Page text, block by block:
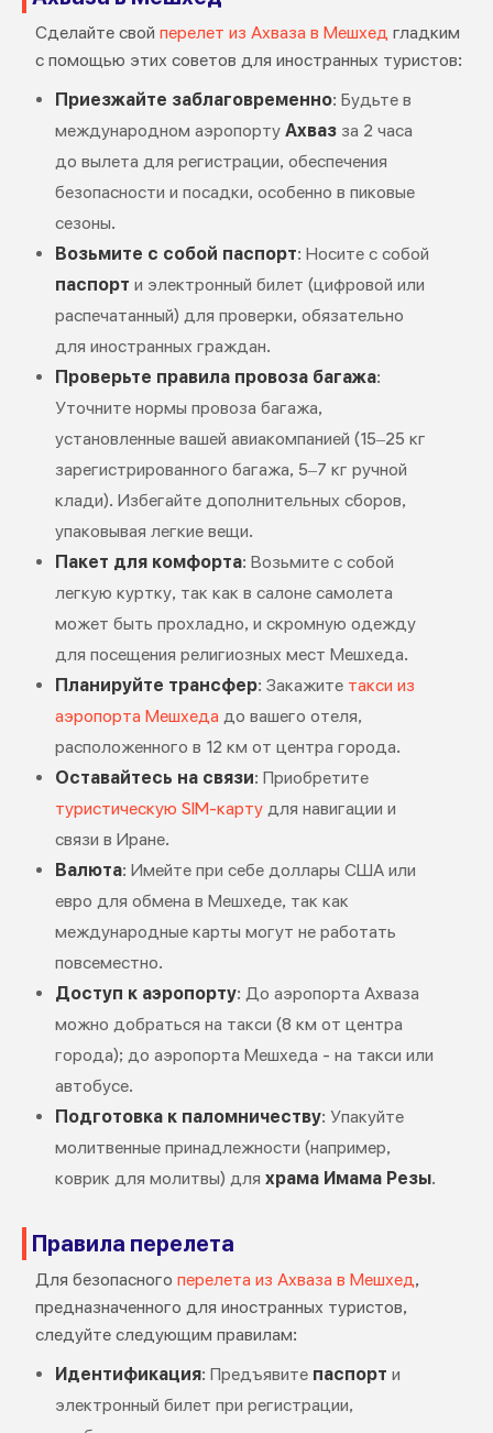
Сделайте свой перелет из Ахваза в Мешхед гладким
с помощью этих советов для иностранных туристов:
Приезжайте заблаговременно: Будьте в
международном аэропорту Ахвазза 2 часа
до вылета для регистрации, обеспечения
безопасности и посадки, особенно в пиковые
сезоны.
Возьмите с собой паспорт: Носите с собой
паспорт и электронный билет (цифровой или
распечатанный) для проверки, обязательно
для иностранных граждан.
Проверьте правила провоза багажа:
Уточните нормы провоза багажа,
установленные вашей авиакомпанией (15–25 кг
зарегистрированного багажа, 5–7 кг ручной
клади). Избегайте дополнительных сборов,
упаковывая легкие вещи.
Пакет для комфорта: Возьмите с собой
легкую куртку, так как в салоне самолета
может быть прохладно, и скромную одежду
для посещения религиозных мест Мешхеда.
Планируйте трансфер: Закажите такси из
аэропорта Мешхеда до вашего отеля,
расположенного в 12 км от центра города.
Оставайтесь на связи: Приобретите
туристическую SIM-картудля навигации и
связи в Иране.
Валюта: Имейте при себе доллары США или
евро для обмена в Мешхеде, так как
международные карты могут не работать
повсеместно.
Доступ к аэропорту: До аэропорта Ахваза
можно добраться на такси (8 км от центра
города); до аэропорта Мешхеда - на такси или
автобусе.
Подготовка к паломничеству: Упакуйте
молитвенные принадлежности (например,
коврик для молитвы) для храма Имама Резы.
Правила перелета
Для безопасного перелета из Ахваза в Мешхед,
предназначенного для иностранных туристов,
следуйте следующим правилам:
Идентификация: Предъявите паспорт и
электронный билет при регистрации,